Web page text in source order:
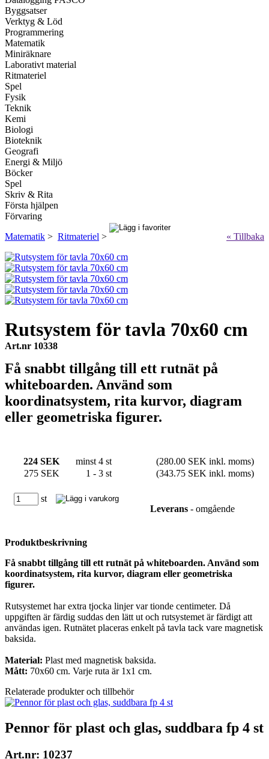
Byggsatser
Verktyg & Löd
Programmering
Matematik
Miniräknare
Laborativt material
Ritmateriel
Spel
Fysik
Teknik
Kemi
Biologi
Bioteknik
Geografi
Energi & Miljö
Böcker
Spel
Skriv & Rita
Första hjälpen
Förvaring
Matematik > Ritmateriel > « Tillbaka
Rutsystem för tavla 70x60 cm
Art.nr 10338
Få snabbt tillgång till ett rutnät på
whiteboarden. Använd som
koordinatsystem, rita kurvor, diagram
eller geometriska figurer.
224 SEK minst 4 st
(280.00 SEK inkl. moms)
275 SEK
1 - 3 st (343.75 SEK inkl. moms)
st
Leverans - omgående
Produktbeskrivning
Få snabbt tillgång till ett rutnät på whiteboarden. Använd som
koordinatsystem, rita kurvor, diagram eller geometriska
figurer.
Rutsystemet har extra tjocka linjer var tionde centimeter. Då
uppgiften är färdig suddas den lätt ut och rutsystemet är färdigt att
användas igen. Rutnätet placeras enkelt på tavla tack vare magnetisk
baksida.
Material: Plast med magnetisk baksida.
Mått: 70x60 cm. Varje ruta är 1x1 cm.
Relaterade produkter och tillbehör
Pennor för plast och glas, suddbara fp 4 st
Art.nr: 10237